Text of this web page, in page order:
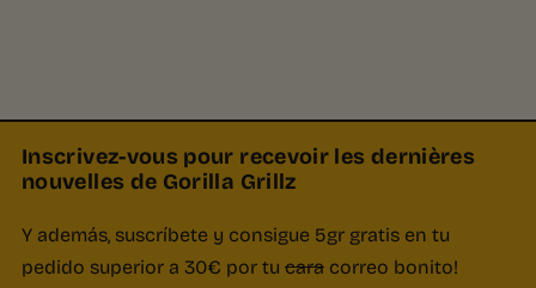
Inscrivez-vous pour recevoir les dernières
nouvelles de Gorilla Grillz
Y además, suscríbete y consigue 5gr gratis en tu
pedido superior a 30€ por tu cara correo bonito!